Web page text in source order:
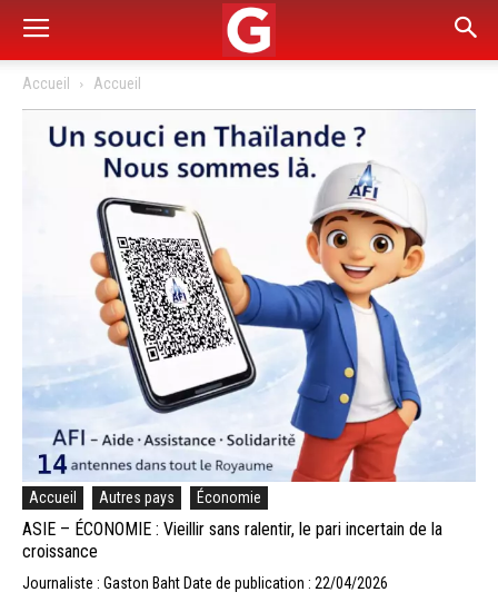
Accueil Accueil
Accueil Autres pays Économie
ASIE – ÉCONOMIE : Vieillir sans ralentir, le pari incertain de la
croissance
Journaliste : Gaston Baht Date de publication : 22/04/2026